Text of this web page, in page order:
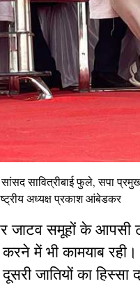
सावित्रीबाई फुले, सपा
अध्यक्ष प्रकाश आंबेडकर
जाटव समूहों के
में भी कामयाब
जातियों का हिस्सा